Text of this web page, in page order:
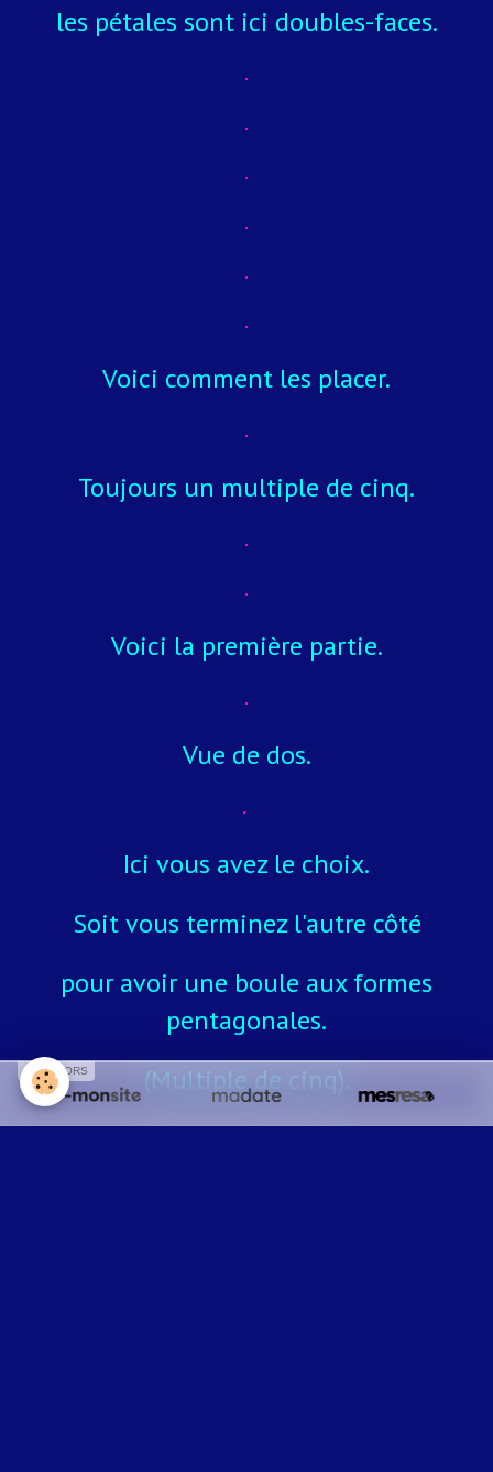
les pétales sont ici doubles-faces.
Voici comment les placer.
Toujours un multiple de cinq.
Voici la première partie.
Vue de dos.
Ici vous avez le choix.
Soit vous terminez l'autre côté
pour avoir une boule aux formes
pentagonales.
(Multiple de cinq).
SPONSORS